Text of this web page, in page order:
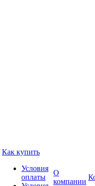
Как купить
Условия
оплаты
О
компании